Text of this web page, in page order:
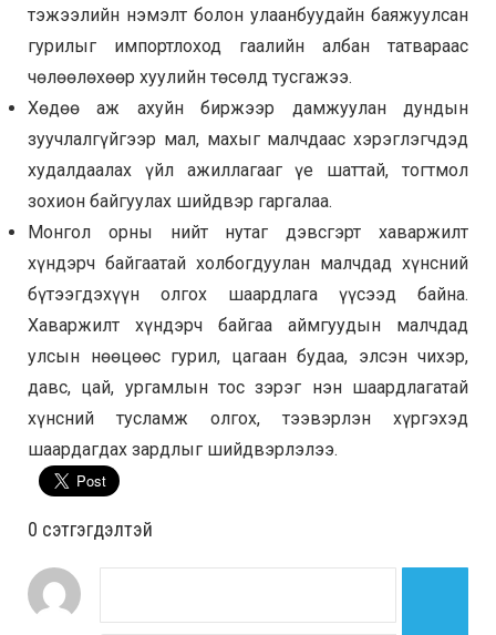
тэжээлийн нэмэлт болон улаанбуудайн баяжуулсан
гурилыг импортлоход гаалийн албан татвараас
чөлөөлөхөөр хуулийн төсөлд тусгажээ.
Хөдөө аж ахуйн биржээр дамжуулан дундын
зуучлалгүйгээр мал, махыг малчдаас хэрэглэгчдэд
худалдаалах үйл ажиллагааг үе шаттай, тогтмол
зохион байгуулах шийдвэр гаргалаа.
Монгол орны нийт нутаг дэвсгэрт хаваржилт
хүндэрч байгаатай холбогдуулан малчдад хүнсний
бүтээгдэхүүн олгох шаардлага үүсээд байна.
Хаваржилт хүндэрч байгаа аймгуудын малчдад
улсын нөөцөөс гурил, цагаан будаа, элсэн чихэр,
давс, цай, ургамлын тос зэрэг нэн шаардлагатай
хүнсний тусламж олгох, тээвэрлэн хүргэхэд
шаардагдах зардлыг шийдвэрлэлээ.
0 cэтгэгдэлтэй